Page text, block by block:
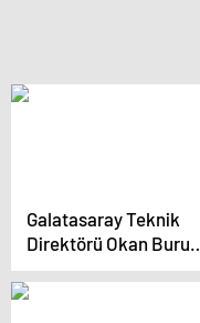
Galatasaray Teknik
Direktörü Okan
Türkiye Kupası’nda
16 turuna yükselmek